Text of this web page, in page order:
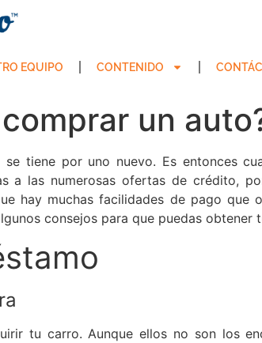
EQUIPO CONTENIDO
un
tiene por uno nuevo. Es entonces
a las numerosas ofertas de crédito,
hay muchas facilidades de pago que
consejos para que puedas obtener
tu carro. Aunque ellos no son los